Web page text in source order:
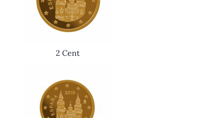
2 Cent